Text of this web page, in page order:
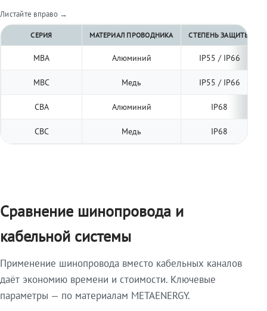
Листайте вправо →
СЕРИЯ МАТЕРИАЛ ПРОВОДНИКА СТЕПЕНЬ ЗАЩИТЫ
МВА Алюминий IP55 / IP66
МВС Медь IP55 / IP66
СВА Алюминий IP68
СВС Медь IP68
Сравнение шинопровода и
кабельной системы
Применение шинопровода вместо кабельных каналов
даёт экономию времени и стоимости. Ключевые
параметры — по материалам METAENERGY.